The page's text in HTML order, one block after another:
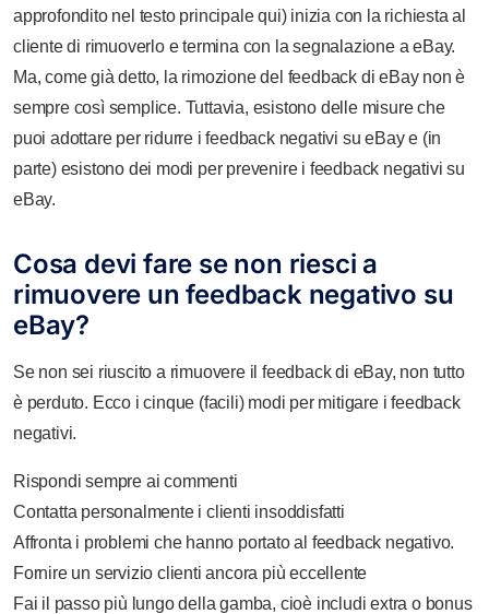
approfondito nel testo principale qui) inizia con la richiesta al
cliente di rimuoverlo e termina con la segnalazione a eBay.
Ma, come già detto, la rimozione del feedback di eBay non è
sempre così semplice. Tuttavia, esistono delle misure che
puoi adottare per ridurre i feedback negativi su eBay e (in
parte) esistono dei modi per prevenire i feedback negativi su
eBay.
Cosa devi fare se non riesci a
rimuovere un feedback negativo su
eBay?
Se non sei riuscito a rimuovere il feedback di eBay, non tutto
è perduto. Ecco i cinque (facili) modi per mitigare i feedback
negativi.
Rispondi sempre ai commenti
Contatta personalmente i clienti insoddisfatti
Affronta i problemi che hanno portato al feedback negativo.
Fornire un servizio clienti ancora più eccellente
Fai il passo più lungo della gamba, cioè includi extra o bonus